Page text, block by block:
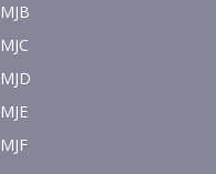
MJB
MJC
MJD
MJE
MJF